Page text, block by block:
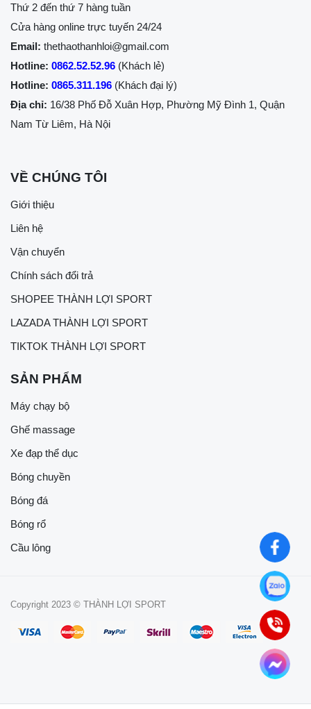
Thứ 2 đến thứ 7 hàng tuần
Cửa hàng online trực tuyến 24/24
Email: thethaothanhloi@gmail.com
Hotline: 0862.52.52.96 (Khách lẻ)
Hotline: 0865.311.196 (Khách đại lý)
Địa chỉ: 16/38 Phố Đỗ Xuân Hợp, Phường Mỹ Đình 1, Quận
Nam Từ Liêm, Hà Nội
VỀ CHÚNG TÔI
Giới thiệu
Liên hệ
Vận chuyển
Chính sách đổi trả
SHOPEE THÀNH LỢI SPORT
LAZADA THÀNH LỢI SPORT
TIKTOK THÀNH LỢI SPORT
SẢN PHẨM
Máy chạy bộ
Ghế massage
Xe đạp thể dục
Bóng chuyền
Bóng đá
Bóng rổ
Cầu lông
Copyright 2023 © THÀNH LỢI SPORT